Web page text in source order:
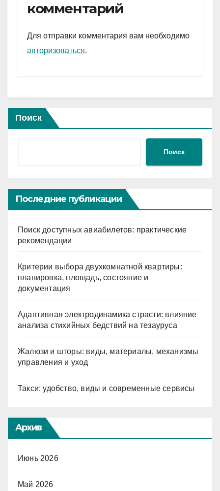
a
m
A
p
и
комментарий
Для отправки комментария вам необходимо
авторизоваться.
Поиск
Поиск
Последние публикации
Поиск доступных авиабилетов: практические
рекомендации
Критерии выбора двухкомнатной квартиры:
планировка, площадь, состояние и
документация
Адаптивная электродинамика страсти: влияние
анализа стихийных бедствий на тезауруса
Жалюзи и шторы: виды, материалы, механизмы
управления и уход
Такси: удобство, виды и современные сервисы
Архив
Июнь 2026
Май 2026